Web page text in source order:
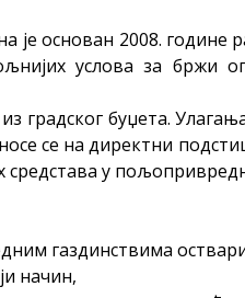
је основан 2008. године
услова за бржи
градског буџета.
се на директни
средстава у
газдинствима
начин,